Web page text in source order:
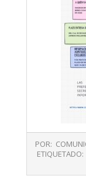
02-
POR:
ETIQUETADO: